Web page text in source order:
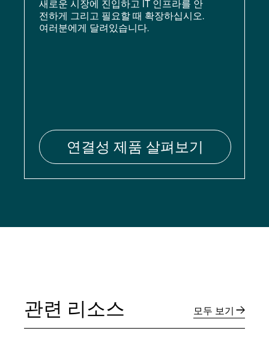
새로운 시장에 진입하고 IT 인프라를 안
전하게 그리고 필요할 때 확장하십시오.
여러분에게 달려있습니다.
연결성 제품 살펴보기
관련 리소스 모두 보기